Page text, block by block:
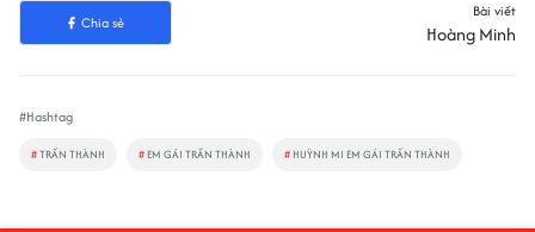
Chia sẻ
Bài viết
Hoàng Minh
#Hashtag
#TRẤN THÀNH # EM GÁI TRẤN THÀNH # HUỲNH MI EM GÁI TRẤN THÀNH